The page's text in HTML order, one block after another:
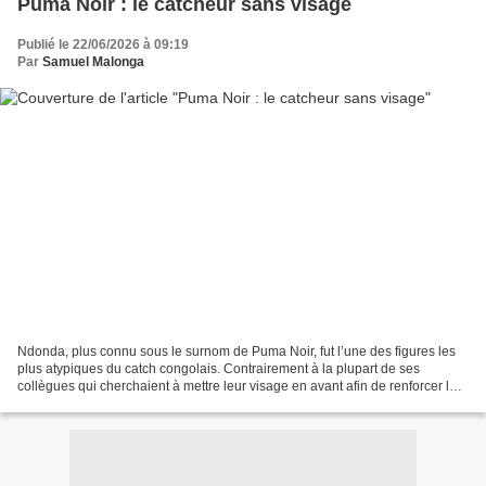
Publié le 22/06/2026 à 09:19
Par Samuel Malonga
Ndonda, plus connu sous le surnom de Puma Noir, fut l’une des figures les
plus atypiques du catch congolais. Contrairement à la plupart de ses
collègues qui cherchaient à mettre leur visage en avant afin de renforcer leur